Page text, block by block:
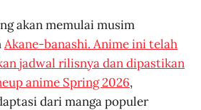
akan memulai musim
Akane-banashi. Anime ini telah
jadwal rilisnya dan dipastikan
anime Spring 2026,
dari manga populer